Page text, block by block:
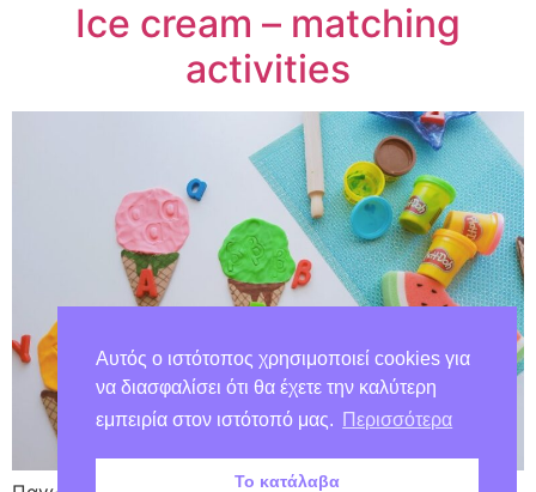
Ice cream – matching
activities
Αυτός ο ιστότοπος χρησιμοποιεί cookies για
να διασφαλίσει ότι θα έχετε την καλύτερη
εμπειρία στον ιστότοπό μας.
Περισσότερα
Το κατάλαβα